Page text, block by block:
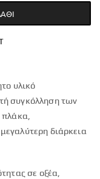
υλικό
συγκόλληση των
διάρκεια
σε οξέα,